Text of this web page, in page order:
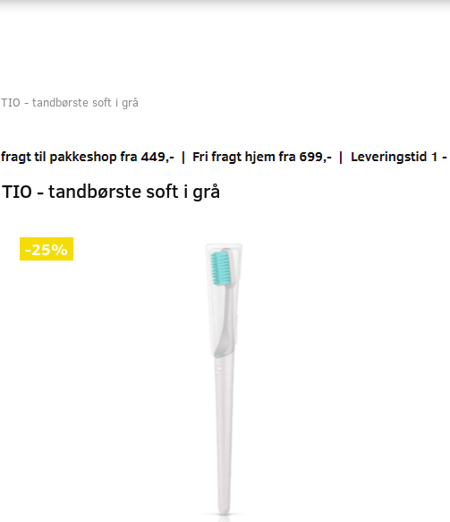
TIO - tandbørste soft i grå
TIO - tandbørste soft i grå
-25%